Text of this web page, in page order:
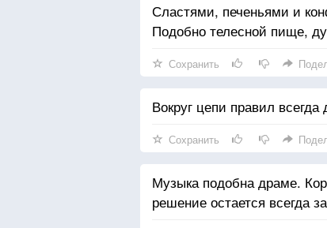
Сластями, печеньями и
Подобно телесной пище,
Сохранить
Вокруг цепи правил
Сохранить
Музыка подобна драме.
решение остается всегда